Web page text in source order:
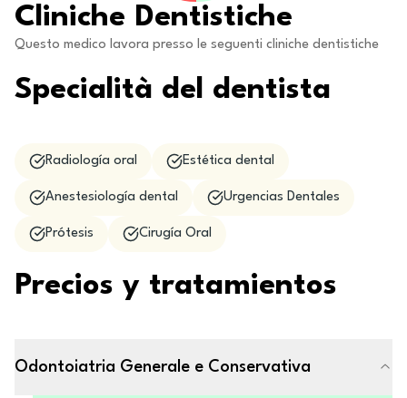
Cliniche Dentistiche
Questo medico lavora presso le seguenti cliniche dentistiche
Specialità del dentista
Radiología oral Estética dental
Anestesiología dental Urgencias Dentales
Prótesis Cirugía Oral
Precios y tratamientos
Odontoiatria Generale e Conservativa